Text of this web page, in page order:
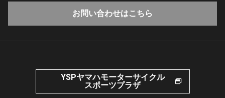
お問い合わせはこちら
YSPヤマハモーターサイクル
スポーツプラザ